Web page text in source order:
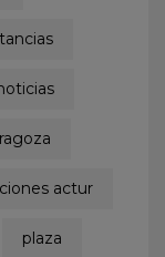
actur
plaza